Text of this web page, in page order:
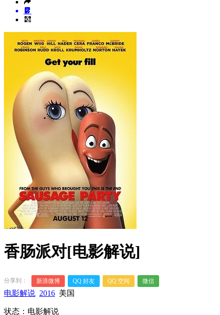
香肠派对[电影解说]
分享到： 新浪微博 QQ 好友 QQ 空间 微信
电影解说 2016 美国
状态：电影解说